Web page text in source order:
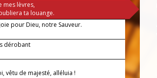
mes lèvres,
ta louange.
pour Dieu, notre Sauveur.
dérobant
vêtu de majesté, alléluia !